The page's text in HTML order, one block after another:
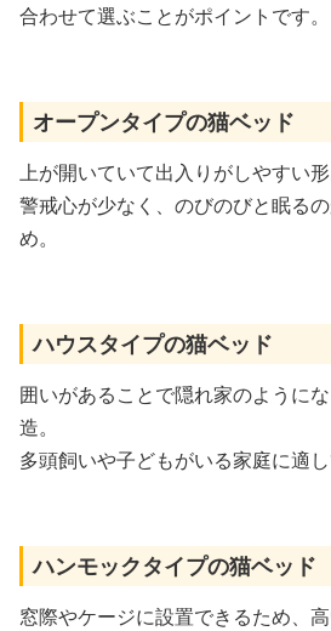
合わせて選ぶことがポイントです。
オープンタイプの猫ベッド
上が開いていて出入りがしやすい形
警戒心が少なく、のびのびと眠る
め。
ハウスタイプの猫ベッド
囲いがあることで隠れ家のように
造。
多頭飼いや子どもがいる家庭に適し
ハンモックタイプの猫ベッド
窓際やケージに設置できるため、